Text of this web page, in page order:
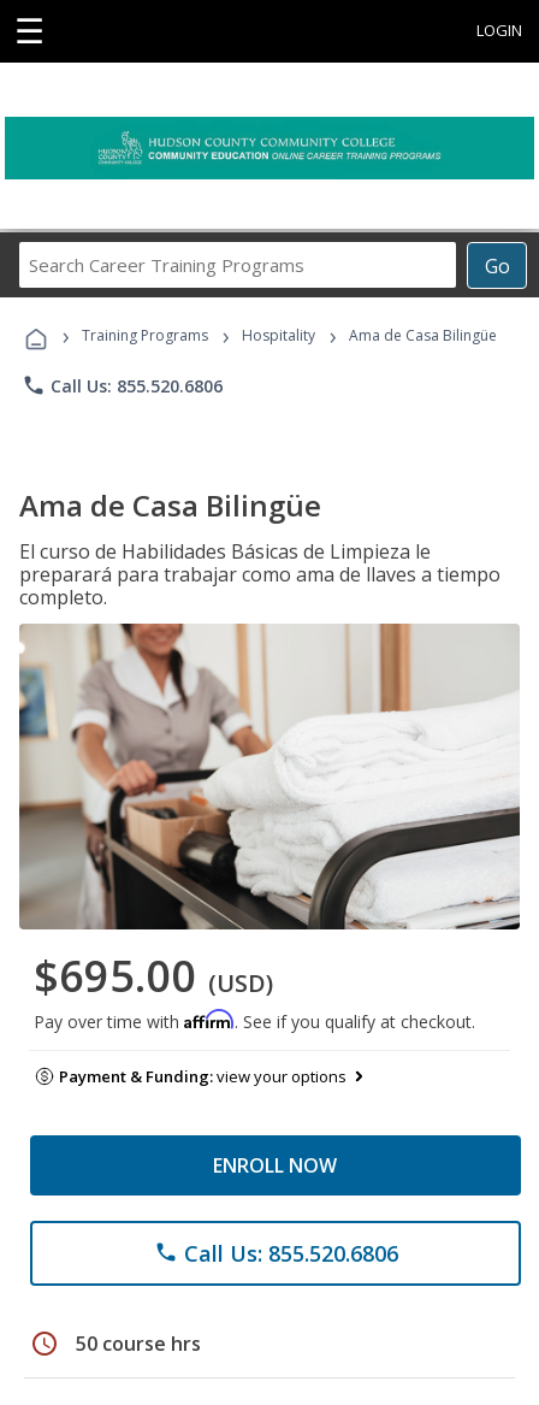
☰ LOGIN
Go
Career
Programs
› Training Programs › Hospitality › Ama de Casa Bilingüe
phone Call Us: 855.520.6806
Ama de Casa Bilingüe
El curso de Habilidades Básicas de Limpieza le
preparará para trabajar como ama de llaves a tiempo
completo.
$695.00 (USD)
Pay over time with Affirm. See if you qualify at checkout.
Payment & Funding:view your options
ENROLL NOW
phone Call Us: 855.520.6806
schedule 50 course hrs